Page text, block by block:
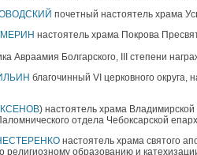
почетный настоятель храма
настоятель храма Покрова
Авраамия Болгарского, III степени
благочинный VI церковного
) настоятель храма
отдела Чебоксарской
настоятель храма святого
религиозному образованию и